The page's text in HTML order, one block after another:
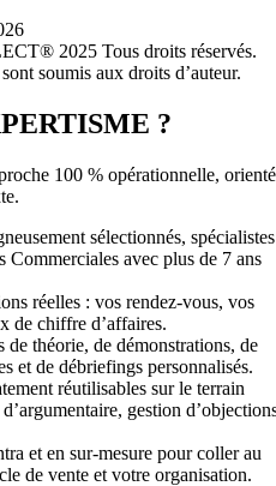
2025 Tous droits réservés.
soumis aux droits d’auteur.
?
100 % opérationnelle,
sélectionnés, spécialistes
Commerciales avec plus de 7 ans
réelles : vos rendez-vous, vos
de chiffre d’affaires.
de théorie, de démonstrations, de
et de débriefings personnalisés.
réutilisables sur le terrain
gestion
et en sur-mesure pour coller au
de vente et votre organisation.